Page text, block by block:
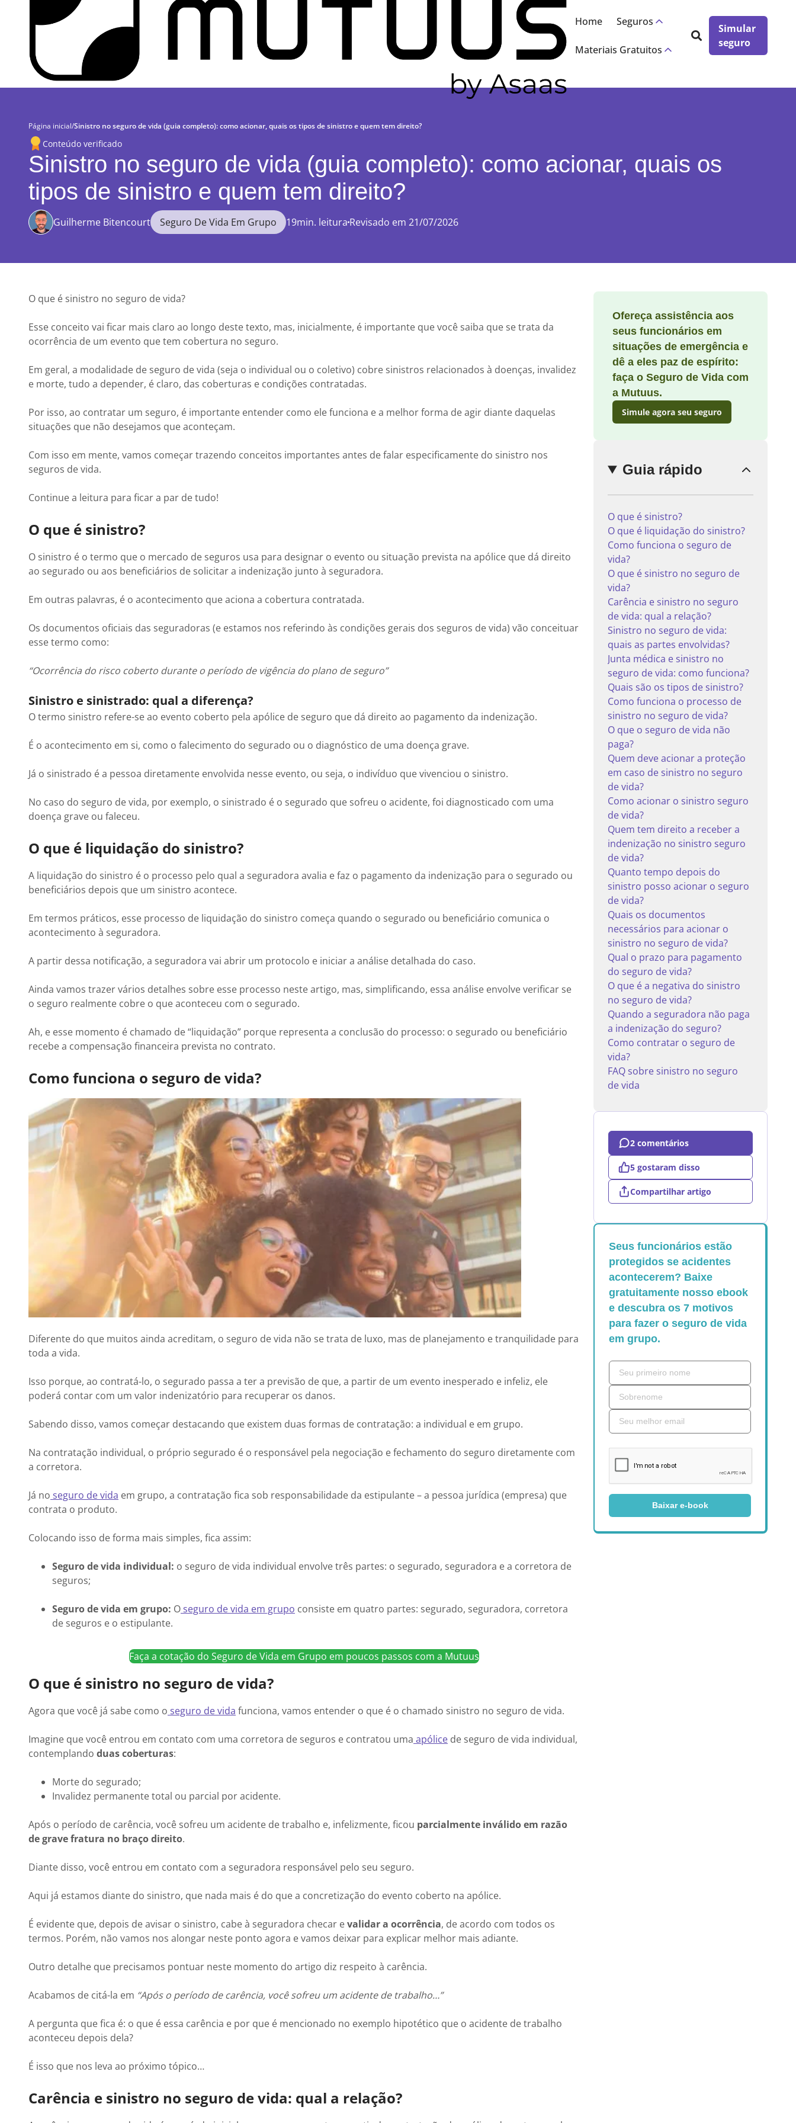
Home Seguros
Materiais Gratuitos
Simular
seguro
Página inicial/Sinistro no seguro de vida (guia completo): como acionar, quais os tipos de sinistro e quem tem direito?
Conteúdo verificado
Sinistro no seguro de vida (guia completo): como acionar, quais os
tipos de sinistro e quem tem direito?
Guilherme Bitencourt Seguro De Vida Em Grupo 19min. leitura Revisado em 21/07/2026
O que é sinistro no seguro de vida?
Esse conceito vai ficar mais claro ao longo deste texto, mas, inicialmente, é importante que você saiba que se trata da
ocorrência de um evento que tem cobertura no seguro.
Em geral, a modalidade de seguro de vida (seja o individual ou o coletivo) cobre sinistros relacionados à doenças, invalidez
e morte, tudo a depender, é claro, das coberturas e condições contratadas.
Por isso, ao contratar um seguro, é importante entender como ele funciona e a melhor forma de agir diante daquelas
situações que não desejamos que aconteçam.
Com isso em mente, vamos começar trazendo conceitos importantes antes de falar especificamente do sinistro nos
seguros de vida.
Continue a leitura para ficar a par de tudo!
O que é sinistro?
O sinistro é o termo que o mercado de seguros usa para designar o evento ou situação prevista na apólice que dá direito
ao segurado ou aos beneficiários de solicitar a indenização junto à seguradora.
Em outras palavras, é o acontecimento que aciona a cobertura contratada.
Os documentos oficiais das seguradoras (e estamos nos referindo às condições gerais dos seguros de vida) vão conceituar
esse termo como:
“Ocorrência do risco coberto durante o período de vigência do plano de seguro”
Sinistro e sinistrado: qual a diferença?
O termo sinistro refere-se ao evento coberto pela apólice de seguro que dá direito ao pagamento da indenização.
É o acontecimento em si, como o falecimento do segurado ou o diagnóstico de uma doença grave.
Já o sinistrado é a pessoa diretamente envolvida nesse evento, ou seja, o indivíduo que vivenciou o sinistro.
No caso do seguro de vida, por exemplo, o sinistrado é o segurado que sofreu o acidente, foi diagnosticado com uma
doença grave ou faleceu.
O que é liquidação do sinistro?
A liquidação do sinistro é o processo pelo qual a seguradora avalia e faz o pagamento da indenização para o segurado ou
beneficiários depois que um sinistro acontece.
Em termos práticos, esse processo de liquidação do sinistro começa quando o segurado ou beneficiário comunica o
acontecimento à seguradora.
A partir dessa notificação, a seguradora vai abrir um protocolo e iniciar a análise detalhada do caso.
Ainda vamos trazer vários detalhes sobre esse processo neste artigo, mas, simplificando, essa análise envolve verificar se
o seguro realmente cobre o que aconteceu com o segurado.
Ah, e esse momento é chamado de “liquidação” porque representa a conclusão do processo: o segurado ou beneficiário
recebe a compensação financeira prevista no contrato.
Como funciona o seguro de vida?
Diferente do que muitos ainda acreditam, o seguro de vida não se trata de luxo, mas de planejamento e tranquilidade para
toda a vida.
Isso porque, ao contratá-lo, o segurado passa a ter a previsão de que, a partir de um evento inesperado e infeliz, ele
poderá contar com um valor indenizatório para recuperar os danos.
Sabendo disso, vamos começar destacando que existem duas formas de contratação: a individual e em grupo.
Na contratação individual, o próprio segurado é o responsável pela negociação e fechamento do seguro diretamente com
a corretora.
Já no seguro de vida em grupo, a contratação fica sob responsabilidade da estipulante – a pessoa jurídica (empresa) que
contrata o produto.
Colocando isso de forma mais simples, fica assim:
Seguro de vida individual: o seguro de vida individual envolve três partes: o segurado, seguradora e a corretora de
seguros;
Seguro de vida em grupo: Oseguro de vida em grupo consiste em quatro partes: segurado, seguradora, corretora
de seguros e o estipulante.
Faça a cotação do Seguro de Vida em Grupo em poucos passos com a Mutuus
O que é sinistro no seguro de vida?
Agora que você já sabe como o seguro de vida funciona, vamos entender o que é o chamado sinistro no seguro de vida.
Imagine que você entrou em contato com uma corretora de seguros e contratou uma apólice de seguro de vida individual,
contemplando duas coberturas:
Morte do segurado;
Invalidez permanente total ou parcial por acidente.
Após o período de carência, você sofreu um acidente de trabalho e, infelizmente, ficou parcialmente inválido em razão
de grave fratura no braço direito.
Diante disso, você entrou em contato com a seguradora responsável pelo seu seguro.
Aqui já estamos diante do sinistro, que nada mais é do que a concretização do evento coberto na apólice.
É evidente que, depois de avisar o sinistro, cabe à seguradora checar evalidar a ocorrência, de acordo com todos os
termos. Porém, não vamos nos alongar neste ponto agora e vamos deixar para explicar melhor mais adiante.
Outro detalhe que precisamos pontuar neste momento do artigo diz respeito à carência.
Acabamos de citá-la em “Após o período de carência, você sofreu um acidente de trabalho…”
A pergunta que fica é: o que é essa carência e por que é mencionado no exemplo hipotético que o acidente de trabalho
aconteceu depois dela?
É isso que nos leva ao próximo tópico…
Carência e sinistro no seguro de vida: qual a relação?
Ofereça assistência aos
seus funcionários em
situações de emergência e
dê a eles paz de espírito:
faça o Seguro de Vida com
a Mutuus.
Simule agora seu seguro
Guia rápido
O que é sinistro?
O que é liquidação do sinistro?
Como funciona o seguro de
vida?
O que é sinistro no seguro de
vida?
Carência e sinistro no seguro
de vida: qual a relação?
Sinistro no seguro de vida:
quais as partes envolvidas?
Junta médica e sinistro no
seguro de vida: como funciona?
Quais são os tipos de sinistro?
Como funciona o processo de
sinistro no seguro de vida?
O que o seguro de vida não
paga?
Quem deve acionar a proteção
em caso de sinistro no seguro
de vida?
Como acionar o sinistro seguro
de vida?
Quem tem direito a receber a
indenização no sinistro seguro
de vida?
Quanto tempo depois do
sinistro posso acionar o seguro
de vida?
Quais os documentos
necessários para acionar o
sinistro no seguro de vida?
Qual o prazo para pagamento
do seguro de vida?
O que é a negativa do sinistro
no seguro de vida?
Quando a seguradora não paga
a indenização do seguro?
Como contratar o seguro de
vida?
FAQ sobre sinistro no seguro
de vida
2 comentários
5 gostaram disso
Compartilhar artigo
Seus funcionários estão
protegidos se acidentes
acontecerem? Baixe
gratuitamente nosso ebook
e descubra os 7 motivos
para fazer o seguro de vida
em grupo.
Baixar e-book